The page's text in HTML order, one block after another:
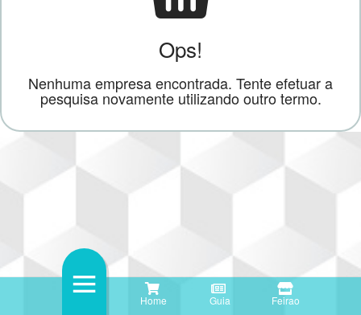
Home Guia Feirao
Ops!
Nenhuma empresa encontrada. Tente efetuar a
pesquisa novamente utilizando outro termo.